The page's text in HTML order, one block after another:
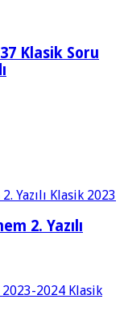
Klasik Soru
2. Yazılı